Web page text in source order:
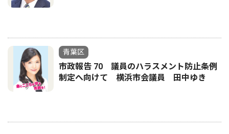
青葉区
市政報告 70 議員のハラスメント防止条例
制定へ向けて 横浜市会議員 田中ゆき